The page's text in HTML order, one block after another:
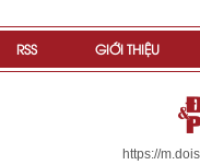
RSS GIỚI THIỆU
https://